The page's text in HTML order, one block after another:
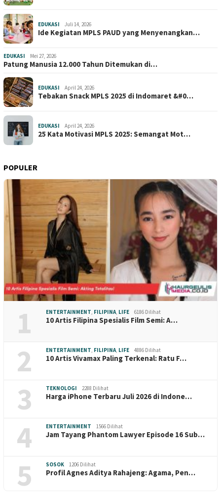
EDUKASI Juli 14, 2026
Ide Kegiatan MPLS PAUD yang Menyenangkan…
EDUKASI Mei 27, 2026
Patung Manusia 12.000 Tahun Ditemukan di…
EDUKASI April 24, 2026
Tebakan Snack MPLS 2025 di Indomaret &#0…
EDUKASI April 24, 2026
25 Kata Motivasi MPLS 2025: Semangat Mot…
POPULER
1 ENTERTAINMENT, FILIPINA, LIFE 6186 Dilihat
10 Artis Filipina Spesialis Film Semi: A…
2 ENTERTAINMENT, FILIPINA, LIFE 4886 Dilihat
10 Artis Vivamax Paling Terkenal: Ratu F…
3 TEKNOLOGI 2288 Dilihat
Harga iPhone Terbaru Juli 2026 di Indone…
4 ENTERTAINMENT 1566 Dilihat
Jam Tayang Phantom Lawyer Episode 16 Sub…
5 SOSOK 1206 Dilihat
Profil Agnes Aditya Rahajeng: Agama, Pen…